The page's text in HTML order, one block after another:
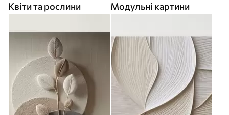
Квіти та рослини Модульні картини